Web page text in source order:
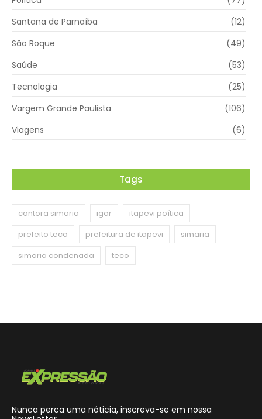
Santana de Parnaíba
(12)
São Roque
(49)
Saúde
(53)
Tecnologia
(25)
Vargem Grande Paulista
(106)
Viagens
(6)
Tags
cantora simaria igor
itapevi poítica
prefeito teco
prefeitura de itapevi
simaria
simaria condenada
teco
Nunca perca uma nóticia, inscreva-se em nossa